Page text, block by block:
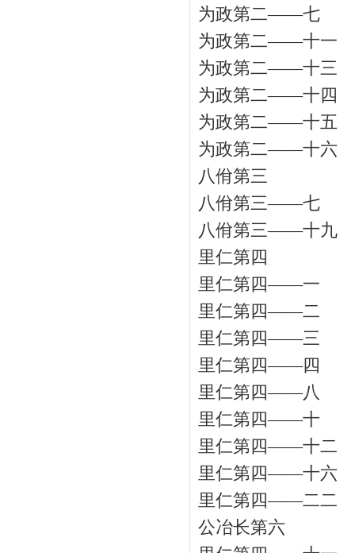
为政第二——七
为政第二——十一
为政第二——十三
为政第二——十四
为政第二——十五
为政第二——十六
八佾第三
八佾第三——七
八佾第三——十九
里仁第四
里仁第四——一
里仁第四——二
里仁第四——三
里仁第四——四
里仁第四——八
里仁第四——十
里仁第四——十二
里仁第四——十六
里仁第四——二二
公冶长第六